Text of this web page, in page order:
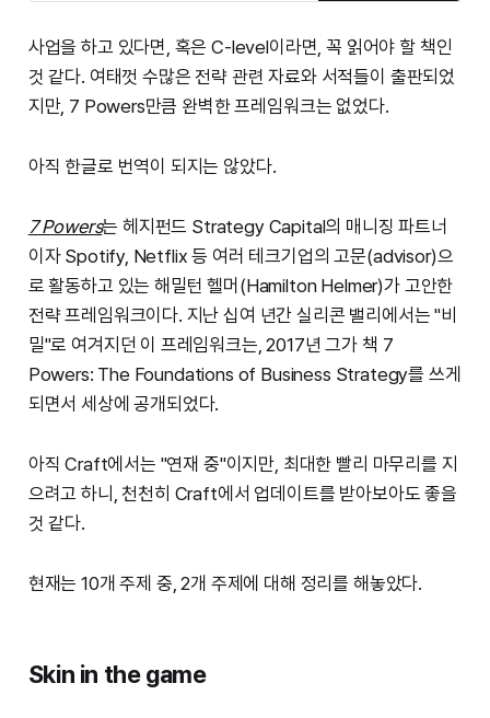
사업을 하고 있다면, 혹은 C-level이라면, 꼭 읽어야 할 책인
것 같다. 여태껏 수많은 전략 관련 자료와 서적들이 출판되었
지만, 7 Powers만큼 완벽한 프레임워크는 없었다.
아직 한글로 번역이 되지는 않았다.
7 Powers는 헤지펀드 Strategy Capital의 매니징 파트너
이자 Spotify, Netflix 등 여러 테크기업의 고문(advisor)으
로 활동하고 있는 해밀턴 헬머(Hamilton Helmer)가 고안한
전략 프레임워크이다. 지난 십여 년간 실리콘 밸리에서는 "비
밀"로 여겨지던 이 프레임워크는, 2017년 그가 책 7
Powers: The Foundations of Business Strategy를 쓰게
되면서 세상에 공개되었다.
아직 Craft에서는 "연재 중"이지만, 최대한 빨리 마무리를 지
으려고 하니, 천천히 Craft에서 업데이트를 받아보아도 좋을
것 같다.
현재는 10개 주제 중, 2개 주제에 대해 정리를 해놓았다.
Skin in the game